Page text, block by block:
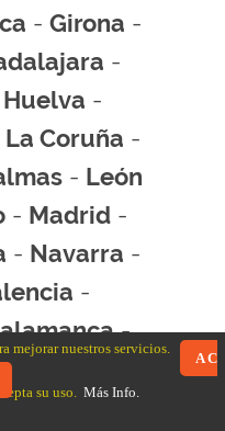
- Girona -
-
Huelva -
La Coruña -
- León
- Madrid-
- Navarra -
-
-
-Soria-
mejorar nuestros servicios.
A C
su uso. Más Info.